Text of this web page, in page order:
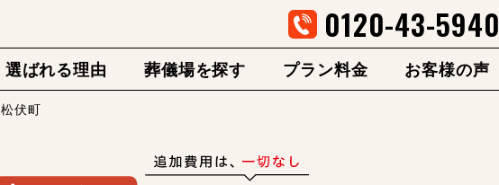
0120-43-5940
選ばれる理由 葬儀場を探す プラン料金 お客様の声
松伏町